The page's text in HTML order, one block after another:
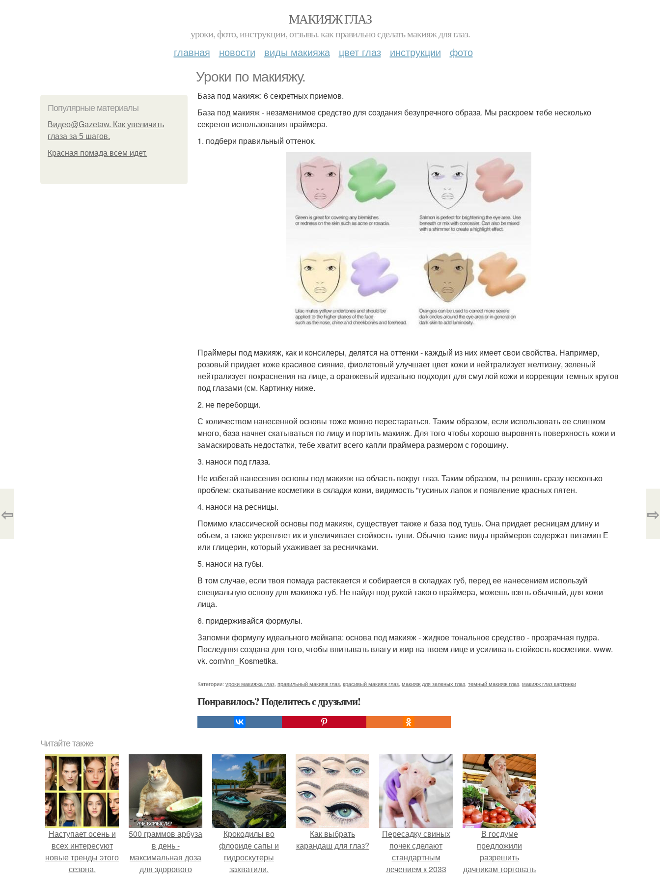
МАКИЯЖ ГЛАЗ
уроки, фото, инструкции, отзывы. как правильно сделать макияж для глаз.
главная новости виды макияжа цвет глаз инструкции фото
Уроки по макияжу.
Популярные материалы
Видео@Gazetaw. Как увеличить
глаза за 5 шагов.
Красная помада всем идет.
База под макияж: 6 секретных приемов.
База под макияж - незаменимое средство для создания безупречного образа. Мы раскроем тебе несколько
секретов использования праймера.
1. подбери правильный оттенок.
Праймеры под макияж, как и консилеры, делятся на оттенки - каждый из них имеет свои свойства. Например,
розовый придает коже красивое сияние, фиолетовый улучшает цвет кожи и нейтрализует желтизну, зеленый
нейтрализует покраснения на лице, а оранжевый идеально подходит для смуглой кожи и коррекции темных кругов
под глазами (см. Картинку ниже.
2. не переборщи.
С количеством нанесенной основы тоже можно перестараться. Таким образом, если использовать ее слишком
много, база начнет скатываться по лицу и портить макияж. Для того чтобы хорошо выровнять поверхность кожи и
замаскировать недостатки, тебе хватит всего капли праймера размером с горошину.
3. наноси под глаза.
Не избегай нанесения основы под макияж на область вокруг глаз. Таким образом, ты решишь сразу несколько
проблем: скатывание косметики в складки кожи, видимость "гусиных лапок и появление красных пятен.
4. наноси на ресницы.
Помимо классической основы под макияж, существует также и база под тушь. Она придает ресницам длину и
объем, а также укрепляет их и увеличивает стойкость туши. Обычно такие виды праймеров содержат витамин Е
или глицерин, который ухаживает за ресничками.
5. наноси на губы.
В том случае, если твоя помада растекается и собирается в складках губ, перед ее нанесением используй
специальную основу для макияжа губ. Не найдя под рукой такого праймера, можешь взять обычный, для кожи
лица.
6. придерживайся формулы.
Запомни формулу идеального мейкапа: основа под макияж - жидкое тональное средство - прозрачная пудра.
Последняя создана для того, чтобы впитывать влагу и жир на твоем лице и усиливать стойкость косметики. www.
vk. com/nn_Kosmetika.
Категории: уроки макияжа глаз правильный макияж глаз красивый макияж глаз макияж для зеленых глаз темный макияж глаз макияж глаз картинки
Понравилось? Поделитесь с друзьями!
⇦ ⇨
Читайте также
Наступает осень и
всех интересуют
новые тренды этого
сезона.
500 граммов арбуза
в день -
максимальная доза
для здорового
Крокодилы во
флориде сапы и
гидроскутеры
захватили.
Как выбрать
карандаш для глаз?
Пересадку свиных
почек сделают
стандартным
лечением к 2033
В госдуме
предложили
разрешить
дачникам торговать